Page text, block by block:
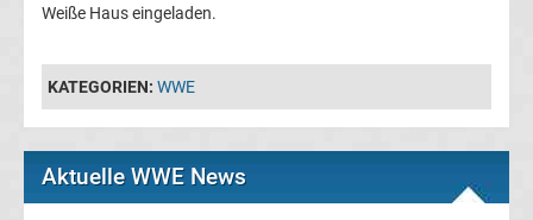
Tabelle
Frauen
Weiße Haus eingeladen.
KATEGORIEN: WWE
Aktuelle WWE News